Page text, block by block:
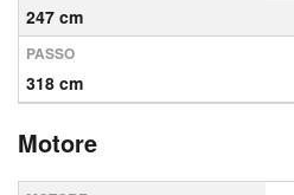
247 cm
PASSO
318 cm
Motore